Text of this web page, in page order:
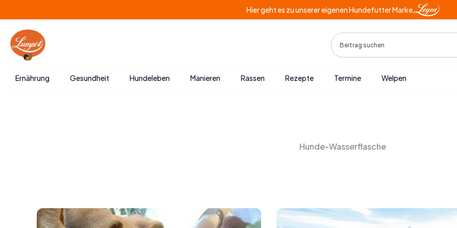
Inhalt
springen
Hier geht es zu unserer eigenen Hundefutter Marke
Search
Ernährung Gesundheit Hundeleben Manieren Rassen Rezepte Termine Welpen
Hunde-Wasserflasche